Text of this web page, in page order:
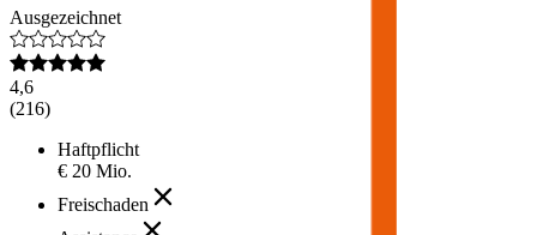
Ausgezeichnet
4,6
(216)
Haftpflicht
€ 20 Mio.
Freischaden